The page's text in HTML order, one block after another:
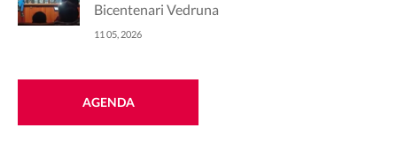
Bicentenari Vedruna
11 05, 2026
AGENDA